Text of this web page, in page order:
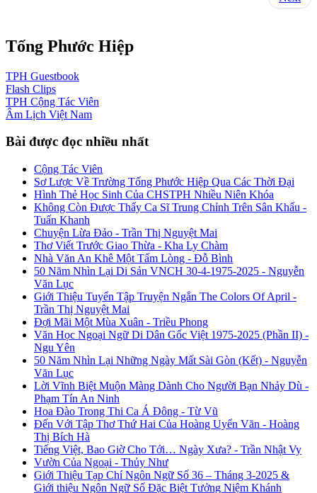
Tống Phước Hiệp
TPH Guestbook
Flash Clips
TPH Cộng Tác Viên
Âm Lịch Việt Nam
Bài được đọc nhiều nhất
Cộng Tác Viên
Sơ Lược Về Trường Tống Phước Hiệp Qua Các Thời Đại
Hình Thẻ Học Sinh Của CHSTPH Nhiều Niên Khóa
Không Còn Được Thấy Ca Sĩ Trung Chỉnh Trên Sân Khấu -
Tuấn Khanh
Chuyện Lừa Đảo - Trần Thị Nguyệt Mai
Thơ Viết Trước Giao Thừa - Kha Ly Chàm
Nhà Văn An Khê Một Tấm Lòng - Đỗ Bình
50 Năm Nhìn Lại Di Sản VNCH 30-4-1975-2025 - Nguyễn
Văn Lục
Giới Thiệu Tuyển Tập Truyện Ngắn The Colors Of April -
Trần Thị Nguyệt Mai
Đợi Mãi Một Mùa Xuân - Triều Phong
Văn Học Ngoại Ngữ Di Dân Gốc Việt 1975-2025 (Phần II) -
Ngu Yên
50 Năm Nhìn Lại Những Ngày Mất Sài Gòn (Kết) - Nguyễn
Văn Lục
Lời Vĩnh Biệt Muộn Màng Dành Cho Người Bạn Nhảy Dù -
Phạm Tín An Ninh
Hoa Đào Trong Thi Ca Á Đông - Từ Vũ
Đến Với Tập Thơ Thứ Hai Của Hoàng Uyển Văn - Hoàng
Thị Bích Hà
Tiếng Việt, Bao Giờ Cho Tới… Ngày Xưa? - Trần Nhật Vy
Vườn Của Ngoại - Thủy Như
Giới Thiệu Tạp Chí Ngôn Ngữ Số 36 – Tháng 3-2025 &
Giới thiệu Ngôn Ngữ Số Đặc Biệt Tưởng Niệm Khánh